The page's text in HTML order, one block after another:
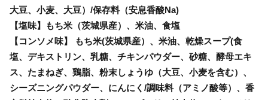
大豆、小麦、大豆）/保存料（安息香酸Na)
【塩味】もち米（茨城県産）、米油、食塩
【コンソメ味】 もち米(茨城県産）、米油、乾燥スープ(食
塩、デキストリン、乳糖、チキンパウダー、砂糖、酵母エキ
ス、たまねぎ、鶏脂、粉末しょうゆ（大豆、小麦を含む）、
シーズニングパウダー、にんにく/調味料（アミノ酸等）、香